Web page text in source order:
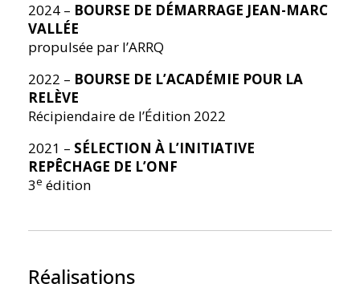
2024 – BOURSE DE DÉMARRAGE JEAN-MARC
VALLÉE
propulsée par l’ARRQ
2022 – BOURSE DE L’ACADÉMIE POUR LA
RELÈVE
Récipiendaire de l’Édition 2022
2021 – SÉLECTION À L’INITIATIVE
REPÊCHAGE DE L’ONF
3e édition
Réalisations